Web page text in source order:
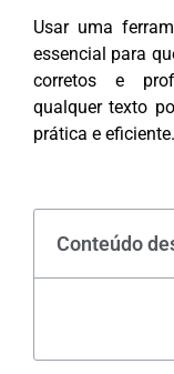
Usar uma
essencial para
corretos e
qualquer texto
prática e eficiente.
Conteúdo